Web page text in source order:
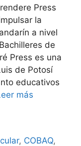
Press
la
a nivel
de
Press es una
de Potosí
educativos
más
, COBAQ,